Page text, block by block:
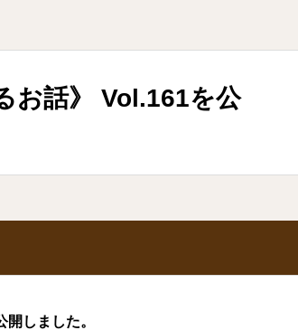
お話》 Vol.161を公
開しました。